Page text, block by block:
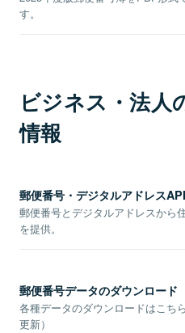
す。
ビジネス・法人
情報
郵便番号・デジタルアドレスAPI
郵便番号とデジタルアドレスから
を提供。
郵便番号データのダウンロード
各種データのダウンロードはこち
更新）